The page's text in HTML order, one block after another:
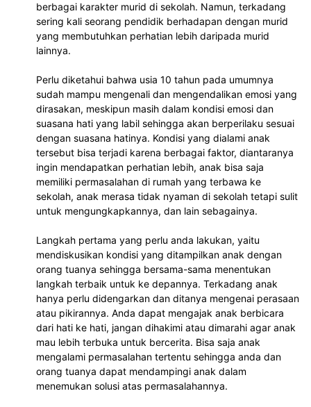
berbagai karakter murid di sekolah. Namun, terkadang
sering kali seorang pendidik berhadapan dengan murid
yang membutuhkan perhatian lebih daripada murid
lainnya.
Perlu diketahui bahwa usia 10 tahun pada umumnya
sudah mampu mengenali dan mengendalikan emosi yang
dirasakan, meskipun masih dalam kondisi emosi dan
suasana hati yang labil sehingga akan berperilaku sesuai
dengan suasana hatinya. Kondisi yang dialami anak
tersebut bisa terjadi karena berbagai faktor, diantaranya
ingin mendapatkan perhatian lebih, anak bisa saja
memiliki permasalahan di rumah yang terbawa ke
sekolah, anak merasa tidak nyaman di sekolah tetapi sulit
untuk mengungkapkannya, dan lain sebagainya.
Langkah pertama yang perlu anda lakukan, yaitu
mendiskusikan kondisi yang ditampilkan anak dengan
orang tuanya sehingga bersama-sama menentukan
langkah terbaik untuk ke depannya. Terkadang anak
hanya perlu didengarkan dan ditanya mengenai perasaan
atau pikirannya. Anda dapat mengajak anak berbicara
dari hati ke hati, jangan dihakimi atau dimarahi agar anak
mau lebih terbuka untuk bercerita. Bisa saja anak
mengalami permasalahan tertentu sehingga anda dan
orang tuanya dapat mendampingi anak dalam
menemukan solusi atas permasalahannya.